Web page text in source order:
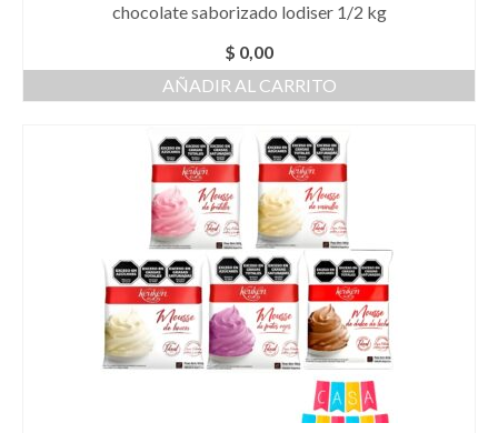
chocolate saborizado lodiser 1/2 kg
$ 0,00
AÑADIR AL CARRITO